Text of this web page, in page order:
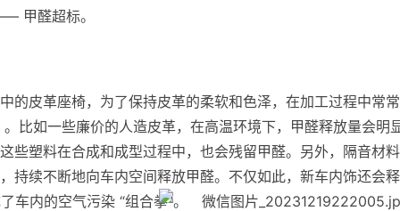
甲醛超标。
的皮革座椅，为了保持皮革的柔软和色泽，在加工过程中常
比如一些廉价的人造皮革，在高温环境下，甲醛释放量会明
些塑料在合成和成型过程中，也会残留甲醛。另外，隔音材
持续不断地向车内空间释放甲醛。不仅如此，新车内饰还会
内的空气污染 “组合拳”。